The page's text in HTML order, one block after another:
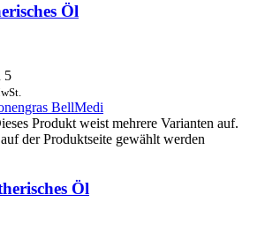
Öl
5
Produkt weist mehrere Varianten auf.
der Produktseite gewählt werden
Öl